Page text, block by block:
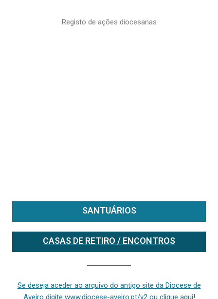
Registo de ações diocesanas
SANTUÁRIOS
CASAS DE RETIRO / ENCONTROS
Se deseja aceder ao arquivo do antigo site da Diocese de
Aveiro digite www.diocese-aveiro.pt/v2 ou clique aqui!